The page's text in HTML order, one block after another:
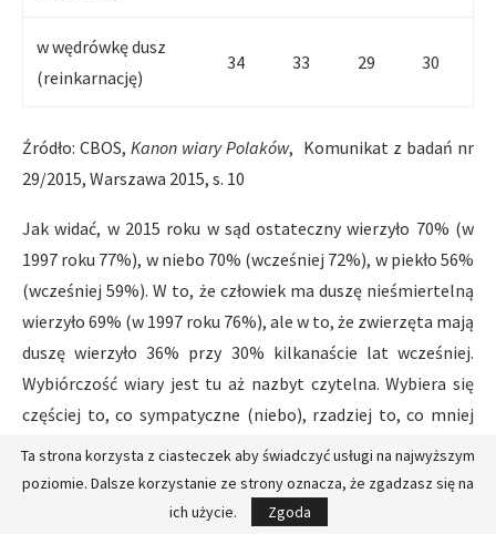
w wędrówkę dusz
(reinkarnację)
34 33 29 30
Źródło: CBOS,Kanon wiary Polaków, Komunikat z badań nr
29/2015, Warszawa 2015, s. 10
Jak widać, w 2015 roku w sąd ostateczny wierzyło 70% (w
1997 roku 77%), w niebo 70% (wcześniej 72%), w piekło 56%
(wcześniej 59%). W to, że człowiek ma duszę nieśmiertelną
wierzyło 69% (w 1997 roku 76%), ale w to, że zwierzęta mają
duszę wierzyło 36% przy 30% kilkanaście lat wcześniej.
Wybiórczość wiary jest tu aż nazbyt czytelna. Wybiera się
częściej to, co sympatyczne (niebo), rzadziej to, co mniej
przyjemne (piekło). Skądinąd wiadomo, że Polacy częściej
wierzą w aniołów niż w szatana. Zastanawia wiara w
elementy pozachrześcijańskie: w dusze zwierząt i
Ta strona korzysta z ciasteczek aby świadczyć usługi na najwyższym
poziomie. Dalsze korzystanie ze strony oznacza, że zgadzasz się na
ich użycie.
Zgoda